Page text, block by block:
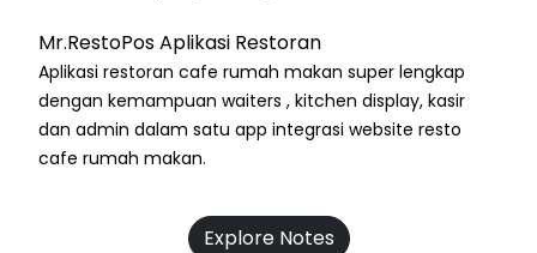
Mr.RestoPos Aplikasi Restoran
Aplikasi restoran cafe rumah makan super lengkap
dengan kemampuan waiters , kitchen display, kasir
dan admin dalam satu app integrasi website resto
cafe rumah makan.
Explore Notes